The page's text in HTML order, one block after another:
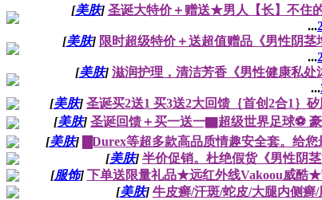
[美肤] 圣诞大特价＋赠送★男人【长】不住
...
[美肤] 限时超级特价＋送超值赠品《男性阴
...
[美肤] 滋润护理，清洁芳香《男性健康私
...
[美肤] 圣诞买2送1 买3送2大回馈｛首创2合1｝
[美肤] 圣诞回馈＋买一送一▇超级世界足球⚽
[美肤] ▇Durex等超多款高品质情趣安全套。给
[美肤] 半价促销。杜绝假货《男性阴
[服饰] 下单送限量礼品★远红外线Vakoou威酷
[美肤] 牛皮癣/汗斑/蛇皮/大腿内侧